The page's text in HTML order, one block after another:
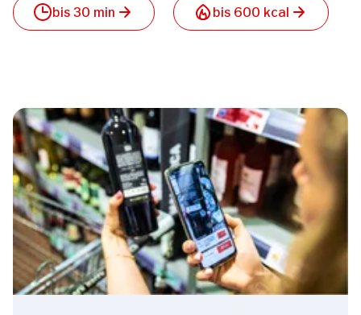
bis 30 min bis 600 kcal